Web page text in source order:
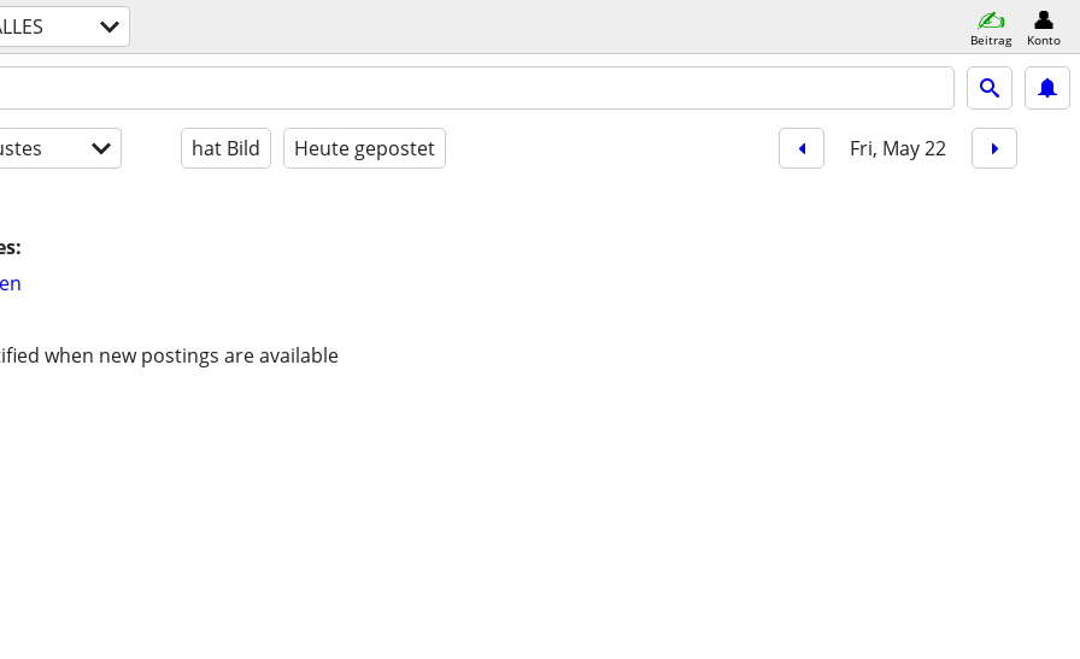
Beitrag Konto
hat Bild Heute gepostet Fri, May 22
when new postings are available